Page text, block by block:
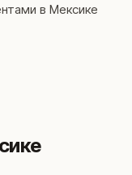
в Мексике